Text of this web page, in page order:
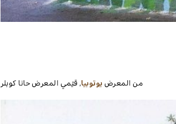
من المعرضيوتوبيا,قيّمي المعرضحانا كوبلر